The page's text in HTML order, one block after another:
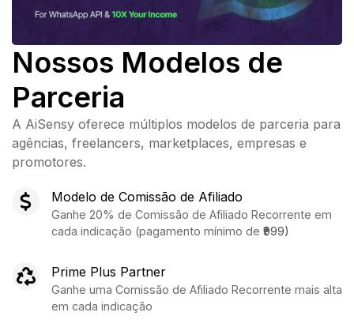
Nossos Modelos de
Parceria
A AiSensy oferece múltiplos modelos de parceria para
agências, freelancers, marketplaces, empresas e
promotores.
Modelo de Comissão de Afiliado
Ganhe 20% de Comissão de Afiliado Recorrente em
cada indicação (pagamento mínimo de ₹999)
Prime Plus Partner
Ganhe uma Comissão de Afiliado Recorrente mais alta
em cada indicação